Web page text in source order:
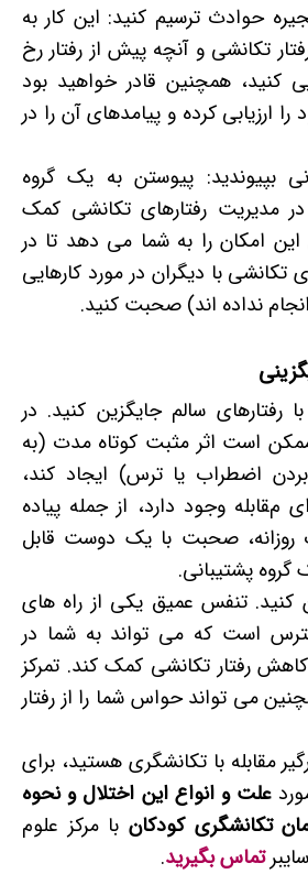
حوادث ترسیم کنید: این کار به
تکانشی و آنچه پیش از رفتار رخ
کنید، همچنین قادر خواهید بود
ارزیابی کرده و پیامدهای آن را در
بپیوندید: پیوستن به یک گروه
مدیریت رفتارهای تکانشی کمک
امکان را به شما می دهد تا در
تکانشی با دیگران در مورد کارهایی
نداده اند) صحبت کنید.
رفتارهای سالم جایگزین کنید. در
است اثر مثبت کوتاه مدت (به
اضطراب یا ترس) ایجاد کند،
مقابله وجود دارد، از جمله پیاده
روزانه، صحبت با یک دوست قابل
گروه پشتیبانی.
کنید. تنفس عمیق یکی از راه های
است که می تواند به شما در
رفتار تکانشی کمک کند. تمرکز
می تواند حواس شما را از رفتار
مقابله با تکانشگری هستید، برای
علت و انواع این اختلال و نحوه
تکانشگری کودکان با مرکز علوم
تماس بگیرید.